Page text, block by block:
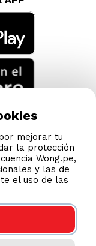
mejorar tu
la protección
Wong.pe,
y las de
el uso de las